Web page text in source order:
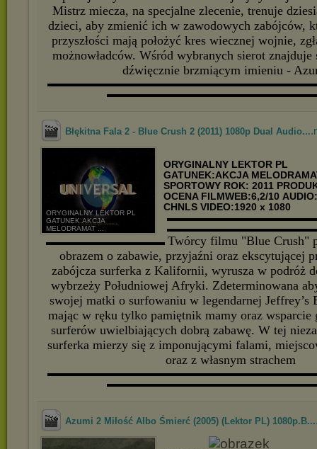
Mistrz miecza, na specjalne zlecenie, trenuje
dzieci, aby zmienić ich w zawodowych zabójców,
przyszłości mają położyć kres wiecznej wojnie,
możnowładców. Wśród wybranych sierot
dźwięcznie brzmiącym imieniu -
Błękitna Fala 2 - Blue Crush 2 (2011) 1080p Dual Audio...
ORYGINALNY LEKTOR PL
GATUNEK:AKCJA
MELODRAMAT ...
ORYGINALNY LEKTOR PL
GATUNEK:AKCJA
SPORTOWY ROK: 2011
OCENA FILMWEB:6,2/10
CHNLS VIDEO:1920 x 1080
▬▬▬▬▬▬▬▬▬▬▬▬ Twórcy filmu "Blue Crush"
obrazem o zabawie, przyjaźni oraz ekscytującej
zabójcza surferka z Kalifornii, wyrusza w podróż
wybrzeży Południowej Afryki. Zdeterminowana
swojej matki o surfowaniu w legendarnej Jeffrey’s
mając w ręku tylko pamiętnik mamy oraz wsparcie
surferów uwielbiających dobrą zabawę. W tej
surferka mierzy się z imponującymi falami,
oraz z własnym strachem
Azumi 2 Miłość Albo Śmierć (2005) (Lektor PL) 1080p.B...